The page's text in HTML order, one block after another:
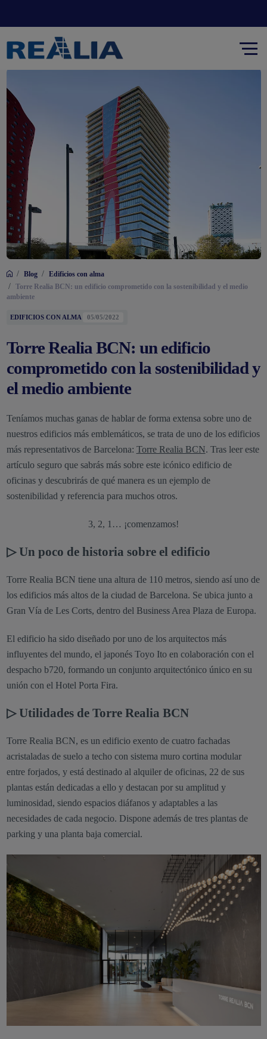
/ Blog / Edificios con alma
/ Torre Realia BCN: un edificio comprometido con la sostenibilidad y el medio
ambiente
EDIFICIOS CON ALMA 05/05/2022
Torre Realia BCN: un edificio
comprometido con la sostenibilidad y
el medio ambiente
Teníamos muchas ganas de hablar de forma extensa sobre uno de
nuestros edificios más emblemáticos, se trata de uno de los edificios
más representativos de Barcelona: Torre Realia BCN. Tras leer este
artículo seguro que sabrás más sobre este icónico edificio de
oficinas y descubrirás de qué manera es un ejemplo de
sostenibilidad y referencia para muchos otros.
3, 2, 1… ¡comenzamos!
▷ Un poco de historia sobre el edificio
Torre Realia BCN tiene una altura de 110 metros, siendo así uno de
los edificios más altos de la ciudad de Barcelona. Se ubica junto a
Gran Vía de Les Corts, dentro del Business Area Plaza de Europa.
El edificio ha sido diseñado por uno de los arquitectos más
influyentes del mundo, el japonés Toyo Ito en colaboración con el
despacho b720, formando un conjunto arquitectónico único en su
unión con el Hotel Porta Fira.
▷ Utilidades de Torre Realia BCN
Torre Realia BCN, es un edificio exento de cuatro fachadas
acristaladas de suelo a techo con sistema muro cortina modular
entre forjados, y está destinado al alquiler de oficinas, 22 de sus
plantas están dedicadas a ello y destacan por su amplitud y
luminosidad, siendo espacios diáfanos y adaptables a las
necesidades de cada negocio. Dispone además de tres plantas de
parking y una planta baja comercial.